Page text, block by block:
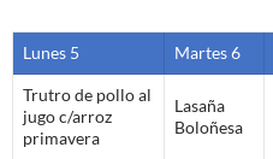
Lunes 5 Martes 6
Trutro de pollo al
jugo c/arroz
primavera
Lasaña
Boloñesa